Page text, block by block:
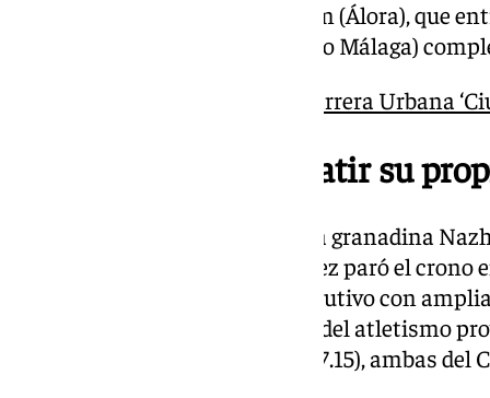
puesto fue para Pablo Van Hoom (Álora), que
Alejandro Cañas (Club Atletismo Málaga)
Galería de fotos de la 45ª Carrera Urbana
Machrouh vuelve a batir su
Por segundo año consecutivo, la granadina
mejoró su propia marca. Esta vez paró el crono
logrando su tercer título consecutivo con
hermanas Infantes, referentes del atletismo
segunda (36.08) y Eva tercera (37.15), ambas del